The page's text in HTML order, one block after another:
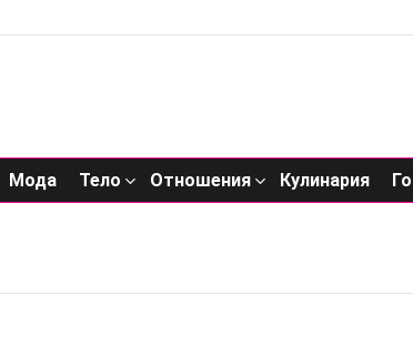
Мода Тело Отношения Кулинария